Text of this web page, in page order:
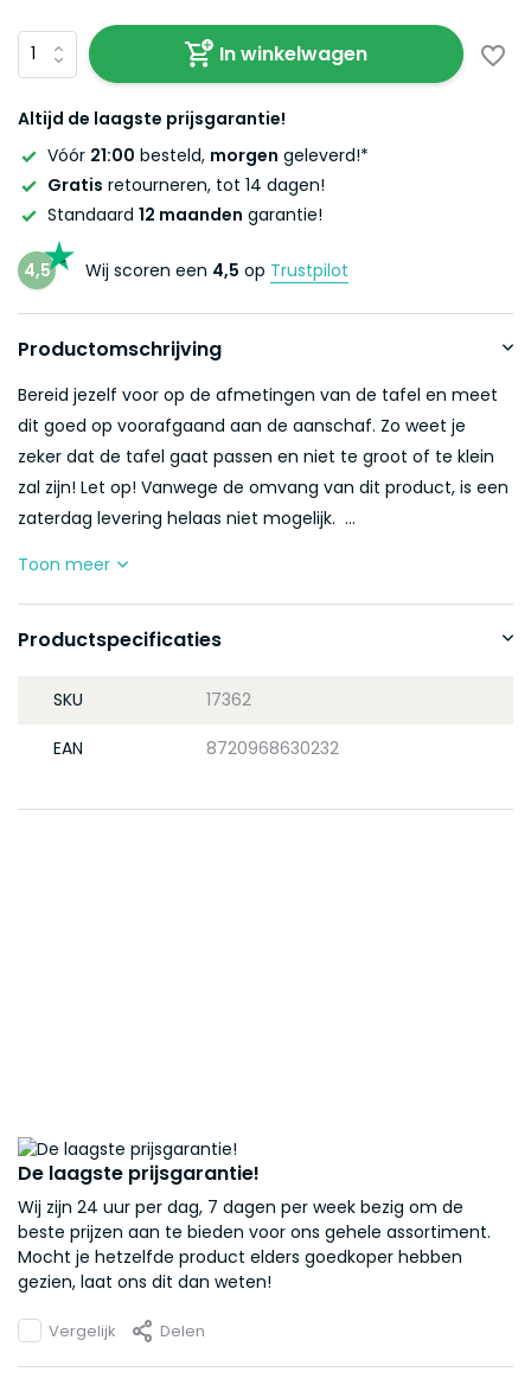
In winkelwagen
Altijd de laagste prijsgarantie!
Vóór 21:00 besteld, morgen geleverd!*
Gratis retourneren, tot 14 dagen!
Standaard 12 maanden garantie!
4,5 Wij scoren een 4,5 op Trustpilot
Productomschrijving
Bereid jezelf voor op de afmetingen van de tafel en meet
dit goed op voorafgaand aan de aanschaf. Zo weet je
zeker dat de tafel gaat passen en niet te groot of te klein
zal zijn! Let op! Vanwege de omvang van dit product, is een
zaterdag levering helaas niet mogelijk. ...
Toon meer
Productspecificaties
SKU 17362
EAN 8720968630232
De laagste prijsgarantie!
Wij zijn 24 uur per dag, 7 dagen per week bezig om de
beste prijzen aan te bieden voor ons gehele assortiment.
Mocht je hetzelfde product elders goedkoper hebben
gezien, laat ons dit dan weten!
Vergelijk Delen